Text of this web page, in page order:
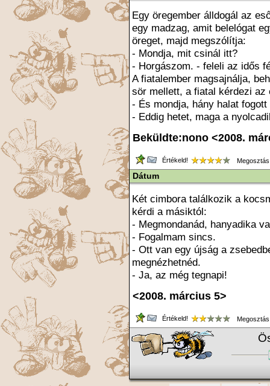
Egy öregember álldogál az
egy madzag, amit belelógat
öreget, majd megszólítja:
- Mondja, mit csinál itt?
- Horgászom. - feleli az idős
A fiatalember magsajnálja,
sör mellett, a fiatal kérdezi az
- És mondja, hány halat fogott
- Eddig hetet, maga a
Beküldte:nono <2008.
Értékeld!
Dátum
Két cimbora találkozik a
kérdi a másiktól:
- Megmondanád, hanyadika
- Fogalmam sincs.
- Ott van egy újság a
megnézhetnéd.
- Ja, az még tegnapi!
<2008. március 5>
Értékeld!